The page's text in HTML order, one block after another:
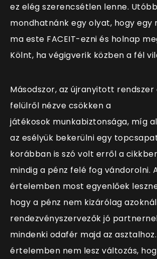
ez elég szerencsétlen lenne.
mondhatnánk egy olyat, hogy egy
ma este FACEIT-ezni és holnap
Kölnt, ha végigverik közben a fél
Másodszor, az újranyitott rendszer
felülről nézve csökken a
játékosok munkabiztonsága, míg
az esélyük bekerülni egy
korábban is szó volt erről a
mindig a pénz felé fog vándorolni.
értelemben most egyenlőek
hogy a pénz nem kizárólag
rendezvényszervezők jó
mindenki odafér majd az
értelemben nem lesz változás,